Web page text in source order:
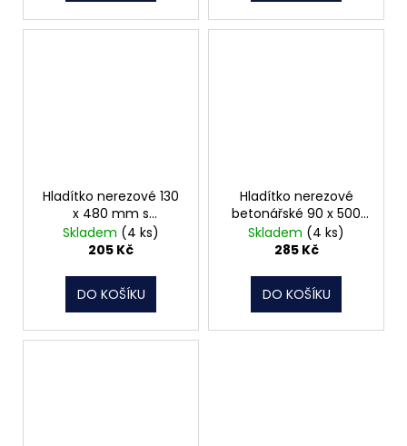
Hladítko nerezové 130
x 480 mm s
celodřevěným
držadlem HN60
Skladem (4 ks)
205 Kč
DO KOŠÍKU
Hladítko nerezové
betonářské 90 x 500
mm, 061924
Skladem (4 ks)
285 Kč
DO KOŠÍKU